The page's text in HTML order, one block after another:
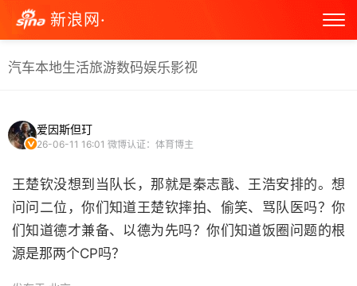
新浪网·
汽车本地生活旅游数码娱乐影视
爱因斯但玎
26-06-11 16:01 微博认证：体育博主
王楚钦没想到当队长，那就是秦志戬、王浩安排的。想
问问二位，你们知道王楚钦摔拍、偷笑、骂队医吗？你
们知道德才兼备、以德为先吗？你们知道饭圈问题的根
源是那两个CP吗？ ​